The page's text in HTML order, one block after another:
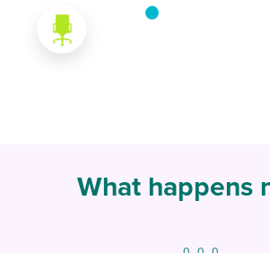
What happens